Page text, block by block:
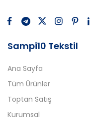
Sampi10 Tekstil
Ana Sayfa
Tüm Ürünler
Toptan Satış
Kurumsal